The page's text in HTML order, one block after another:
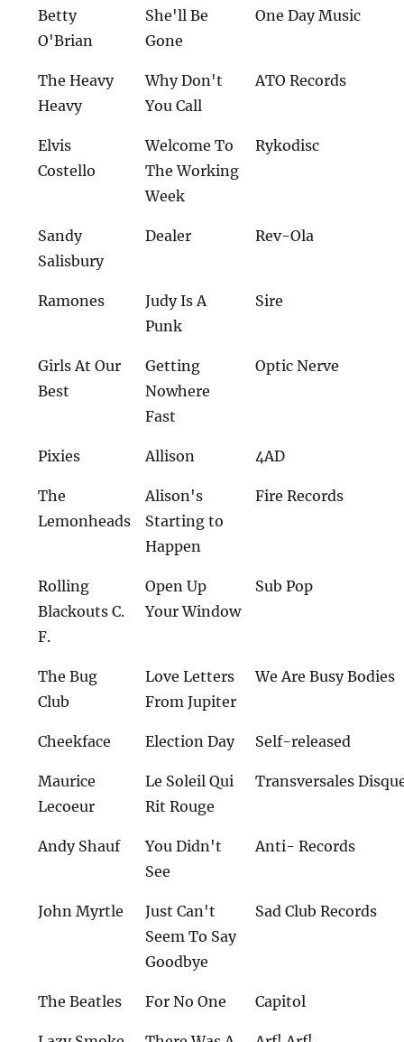
Betty
O'Brian
She'll Be
Gone
One Day Music
The Heavy
Heavy
Why Don't
You Call
ATO Records
Elvis
Costello
Welcome To
The Working
Week
Rykodisc
Sandy
Salisbury
Dealer Rev-Ola
Ramones
Judy Is A
Punk
Sire
Girls At Our
Best
Getting
Nowhere
Fast
Optic Nerve
Pixies Allison 4AD
The
Lemonheads
Alison's
Starting to
Happen
Fire Records
Rolling
Blackouts C.
F.
Open Up
Your Window
Sub Pop
The Bug
Club
Love Letters
From Jupiter
We Are Busy Bodies
Cheekface Election Day Self-released
Maurice
Lecoeur
Le Soleil Qui
Rit Rouge
Transversales
Andy Shauf
You Didn't
See
Anti- Records
John Myrtle
Just Can't
Seem To Say
Goodbye
Sad Club Records
The Beatles For No One Capitol